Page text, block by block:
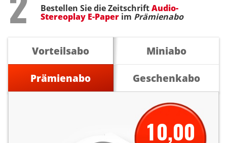
Bestellen Sie die ZeitschriftAudio-
Stereoplay E-Paper im Prämienabo
Vorteilsabo
Miniabo
Prämienabo
Geschenkabo
10,00